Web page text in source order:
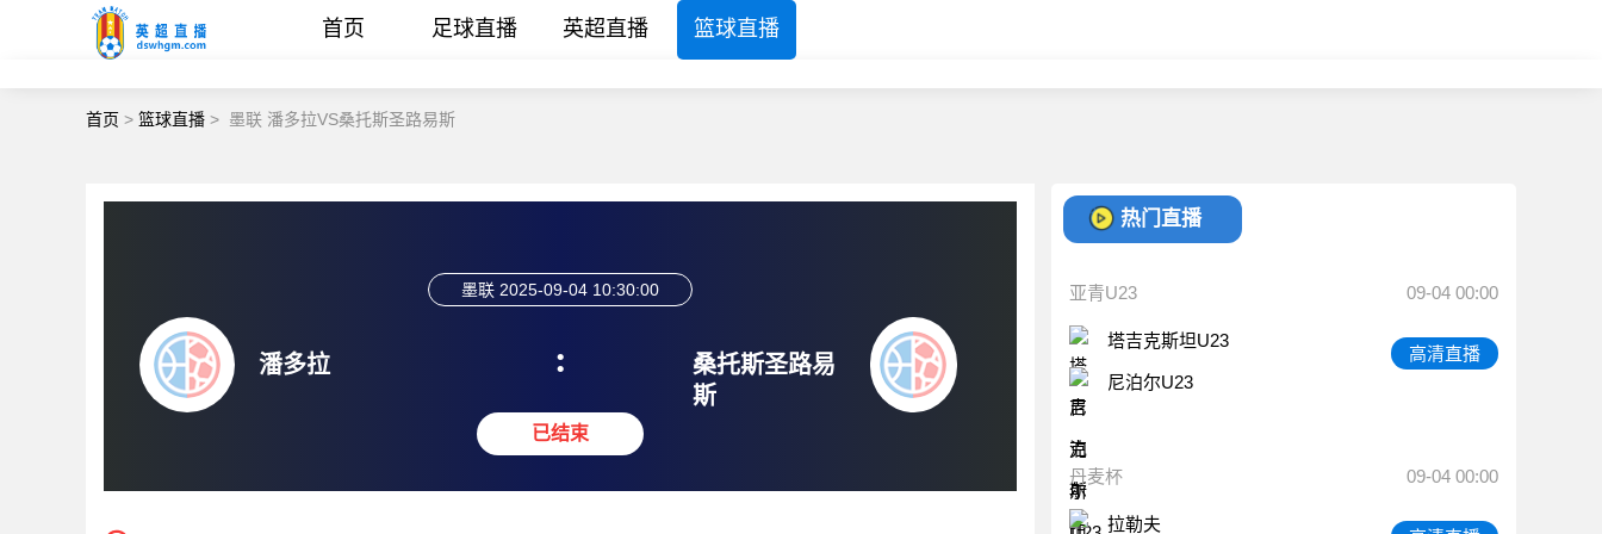
首页 足球直播 英超直播 篮球直播
首页 > 篮球直播 > 墨联 潘多拉VS桑托斯圣路易斯
潘多拉
墨联 2025-09-04 10:30:00
:
已结束
桑托斯圣路易
斯
热门直播
亚青U23 09-04 00:00
塔吉克斯坦U23
尼泊尔U23
高清直播
丹麦杯 09-04 00:00
拉勒夫